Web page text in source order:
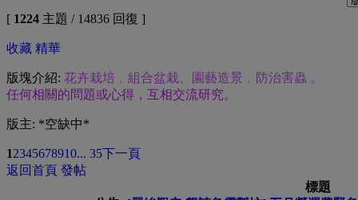
[ 1224 主題 / 14836 回復 ]
收藏 精華
版塊介紹: 花卉栽培﹐組合盆栽、園藝造景﹐防治害蟲 。
任何相關的問題或心得，互相交流研究。
版主: *空缺中*
12345678910... 35下一頁
返回首頁 發帖
標題